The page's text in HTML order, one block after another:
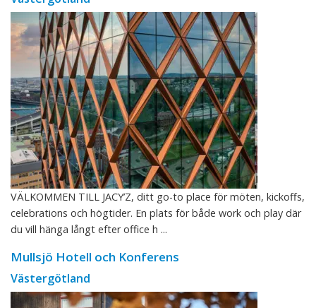
VÄLKOMMEN TILL JACY’Z, ditt go-to place för möten, kickoffs,
celebrations och högtider. En plats för både work och play där
du vill hänga långt efter office h ...
Mullsjö Hotell och Konferens
Västergötland